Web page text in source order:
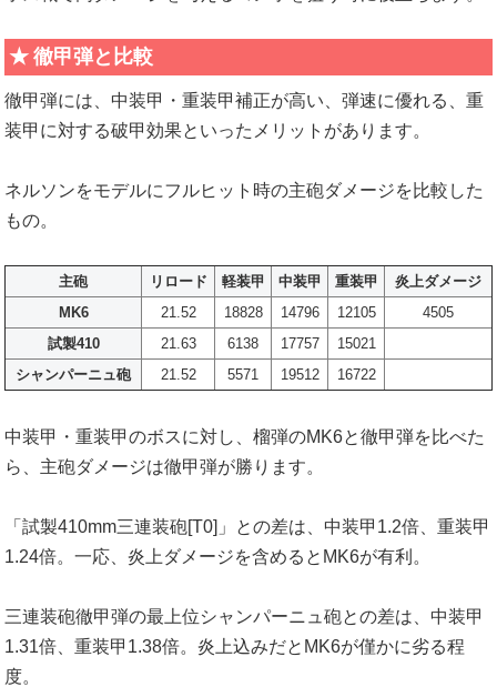
徹甲弾と比較
徹甲弾には、中装甲・重装甲補正が高い、弾速に優れる、重
装甲に対する破甲効果といったメリットがあります。
ネルソンをモデルにフルヒット時の主砲ダメージを比較した
もの。
主砲 リロード 軽装甲 中装甲 重装甲
炎上ダメージ
MK6
21.52 18828 14796 12105
4505
試製410
21.63 6138 17757
15021
シャンパーニュ砲
21.52 5571 19512 16722
中装甲・重装甲のボスに対し、榴弾のMK6と徹甲弾を比べた
ら、主砲ダメージは徹甲弾が勝ります。
「試製410mm三連装砲[T0]」との差は、中装甲1.2倍、重装甲
1.24倍。一応、炎上ダメージを含めるとMK6が有利。
三連装砲徹甲弾の最上位シャンパーニュ砲との差は、中装甲
1.31倍、重装甲1.38倍。炎上込みだとMK6が僅かに劣る程
度。